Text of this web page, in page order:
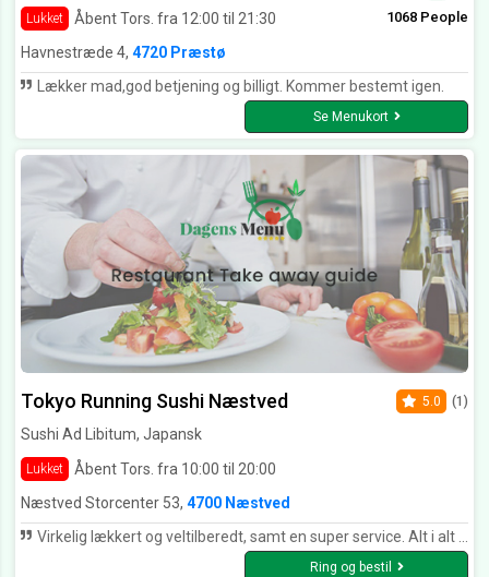
Lukket Åbent Tors. fra 12:00 til 21:30 1068 People
Havnestræde 4, 4720 Præstø
Lækker mad,god betjening og billigt. Kommer bestemt igen.
Se Menukort
Tokyo Running Sushi Næstved
Sushi Ad Libitum, Japansk
Lukket Åbent Tors. fra 10:00 til 20:00
5.0 (1)
Næstved Storcenter 53, 4700 Næstved
Virkelig lækkert og veltilberedt, samt en super service. Alt i alt en rigtig god oplevelse. Tak for god mad 😊
Ring og bestil